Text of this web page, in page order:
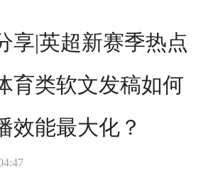
享|英超新赛季热点
育类软文发稿如何
效能最大化？